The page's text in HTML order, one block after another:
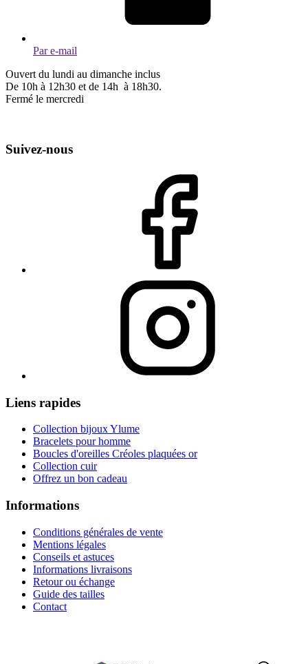
Par e-mail
Ouvert du lundi au dimanche inclus
De 10h à 12h30 et de 14h à 18h30.
Fermé le mercredi
Suivez-nous
Liens rapides
Collection bijoux Ylume
Bracelets pour homme
Boucles d'oreilles Créoles plaquées or
Collection cuir
Offrez un bon cadeau
Informations
Conditions générales de vente
Mentions légales
Conseils et astuces
Informations livraisons
Retour ou échange
Guide des tailles
Contact